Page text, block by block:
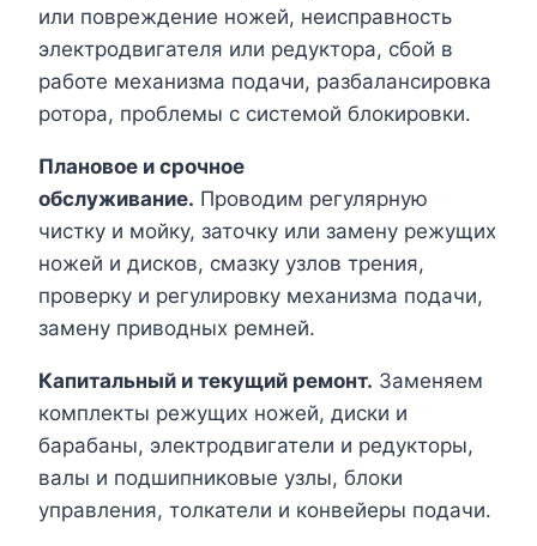
или повреждение ножей, неисправность
электродвигателя или редуктора, сбой в
работе механизма подачи, разбалансировка
ротора, проблемы с системой блокировки.
Плановое и срочное
обслуживание. Проводим регулярную
чистку и мойку, заточку или замену режущих
ножей и дисков, смазку узлов трения,
проверку и регулировку механизма подачи,
замену приводных ремней.
Капитальный и текущий ремонт. Заменяем
комплекты режущих ножей, диски и
барабаны, электродвигатели и редукторы,
валы и подшипниковые узлы, блоки
управления, толкатели и конвейеры подачи.